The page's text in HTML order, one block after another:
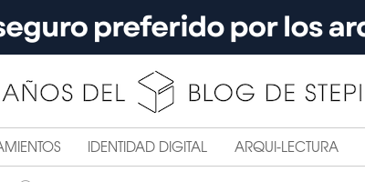
IDENTIDAD DIGITAL ARQUI-LECTURA